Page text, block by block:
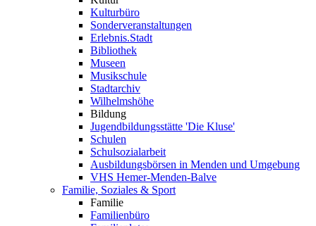
Kulturbüro
Sonderveranstaltungen
Erlebnis.Stadt
Bibliothek
Museen
Musikschule
Stadtarchiv
Wilhelmshöhe
Bildung
Jugendbildungsstätte 'Die Kluse'
Schulen
Schulsozialarbeit
Ausbildungsbörsen in Menden und Umgebung
VHS Hemer-Menden-Balve
Familie, Soziales & Sport
Familie
Familienbüro